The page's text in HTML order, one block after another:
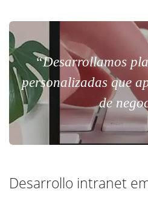
“Desarrollamos
personalizadas que
de
Desarrollo intranet